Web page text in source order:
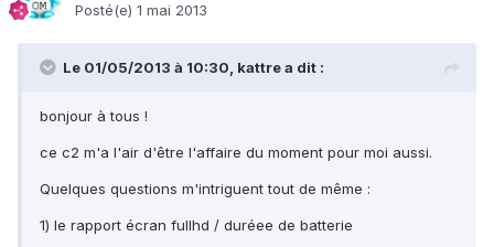
Posté(e) 1 mai 2013
Le 01/05/2013 à 10:30, kattre a dit :
bonjour à tous !
ce c2 m'a l'air d'être l'affaire du moment pour moi aussi.
Quelques questions m'intriguent tout de même :
1) le rapport écran fullhd / duréee de batterie